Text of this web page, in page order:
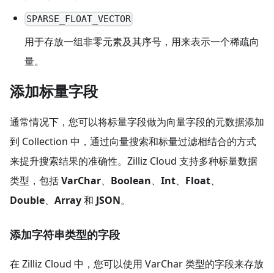
SPARSE_FLOAT_VECTOR
用于存放一组非零元素及其序号，用来表示一个稀疏向
量。
添加标量字段
通常情况下，您可以将标量字段做为向量字段的元数据添加
到 Collection 中，通过向量搜索和标量过滤相结合的方式
来提升搜索结果的准确性。Zilliz Cloud 支持多种标量数据
类型，包括VarChar、 Boolean、 Int、 Float、
Double、 Array和 JSON。
添加字符串类型的字段
在 Zilliz Cloud 中，您可以使用 VarChar 类型的字段来存放